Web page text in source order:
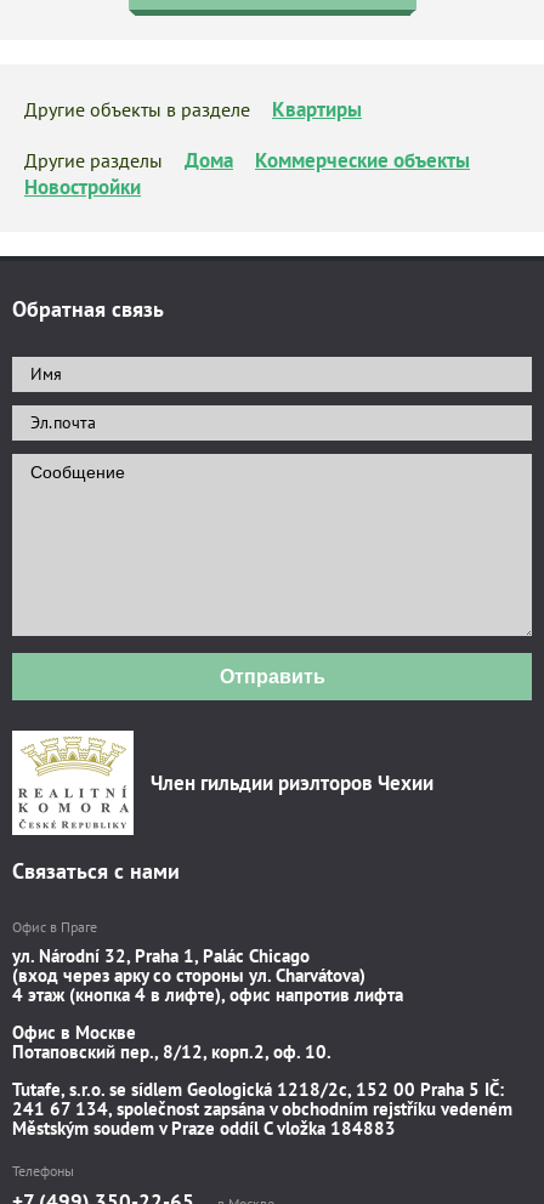
Другие объекты в разделе Квартиры
Другие разделы Дома
Коммерческие объекты
Новостройки
Обратная связь
Отправить
Член гильдии риэлторов Чехии
Связаться с нами
Офис в Праге
ул. Národní 32, Praha 1, Palác Chicago
(вход через арку со стороны ул. Charvátova)
4 этаж (кнопка 4 в лифте), офис напротив лифта
Офис в Москве
Потаповский пер., 8/12, корп.2, оф. 10.
Tutafe, s.r.o. se sídlem Geologická 1218/2c, 152 00 Praha 5 IČ:
241 67 134, společnost zapsána v obchodním rejstříku vedeném
Městským soudem v Praze oddíl C vložka 184883
Телефоны